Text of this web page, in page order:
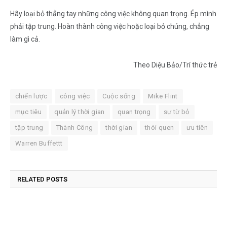
Hãy loại bỏ thẳng tay những công việc không quan trọng. Ép mình
phải tập trung. Hoàn thành công việc hoặc loại bỏ chúng, chẳng
làm gì cả.
Theo Diệu Bảo/Trí thức trẻ
chiến lược công việc Cuộc sống Mike Flint
mục tiêu quản lý thời gian quan trọng sự từ bỏ
tập trung Thành Công thời gian thói quen ưu tiên
Warren Buffettt
RELATED POSTS